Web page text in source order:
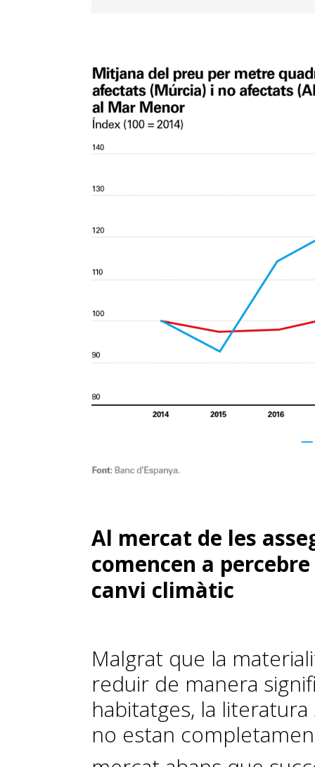
Al mercat de les
comencen a
canvi climàtic
Malgrat que la
reduir de manera
habitatges, la
no estan